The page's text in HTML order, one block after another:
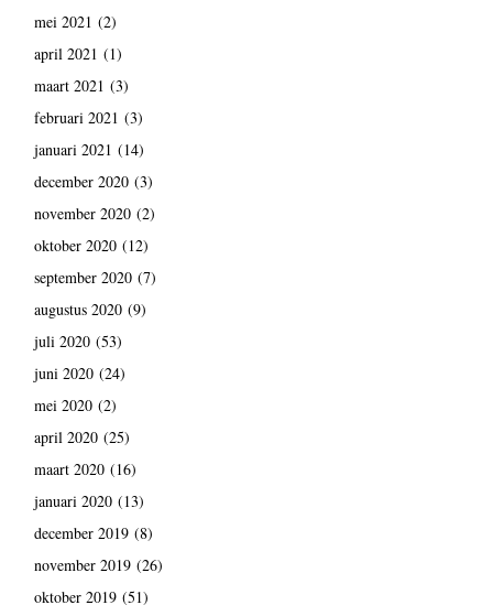
mei 2021 (2)
april 2021 (1)
maart 2021 (3)
februari 2021 (3)
januari 2021 (14)
december 2020(3)
november 2020(2)
oktober 2020(12)
september 2020(7)
augustus 2020(9)
juli 2020(53)
juni 2020(24)
mei 2020(2)
april 2020(25)
maart 2020(16)
januari 2020(13)
december 2019(8)
november 2019(26)
oktober 2019(51)